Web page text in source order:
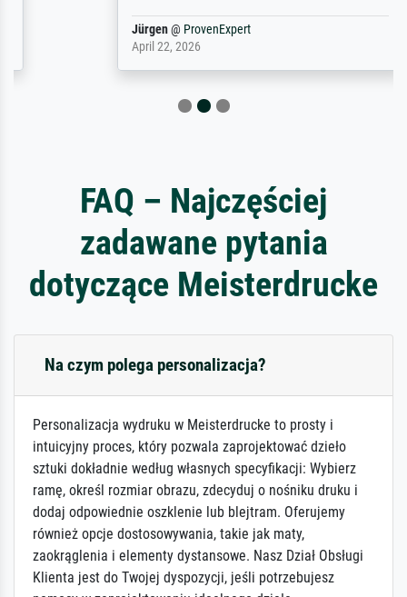
ProvenExpert
April 22, 2026
FAQ – Najczęściej
zadawane pytania
dotyczące Meisterdrucke
Na czym polega personalizacja?
Personalizacja wydruku w Meisterdrucke to prosty i
intuicyjny proces, który pozwala zaprojektować dzieło
sztuki dokładnie według własnych specyfikacji: Wybierz
ramę, określ rozmiar obrazu, zdecyduj o nośniku druku i
dodaj odpowiednie oszklenie lub blejtram. Oferujemy
również opcje dostosowywania, takie jak maty,
zaokrąglenia i elementy dystansowe. Nasz Dział Obsługi
Klienta jest do Twojej dyspozycji, jeśli potrzebujesz